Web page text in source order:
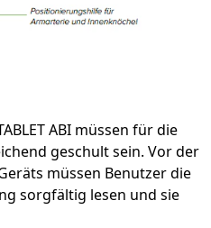
ABI müssen für die
geschult sein. Vor der
müssen Benutzer die
sorgfältig lesen und sie